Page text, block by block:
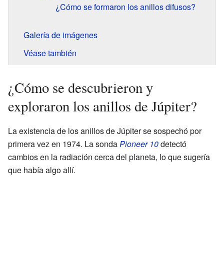
¿Cómo se formaron los anillos difusos?
Galería de imágenes
Véase también
¿Cómo se descubrieron y
exploraron los anillos de Júpiter?
La existencia de los anillos de Júpiter se sospechó por
primera vez en 1974. La sonda Pioneer 10detectó
cambios en la radiación cerca del planeta, lo que sugería
que había algo allí.